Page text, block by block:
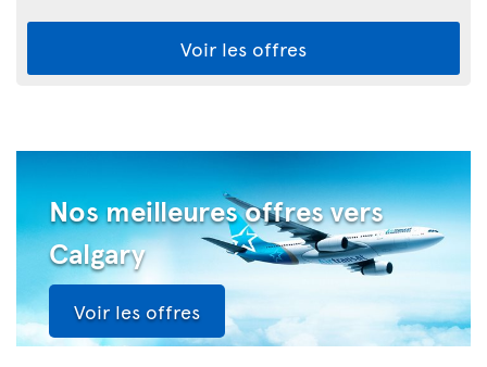
Voir les offres
Nos meilleures offres vers
Calgary
Voir les offres